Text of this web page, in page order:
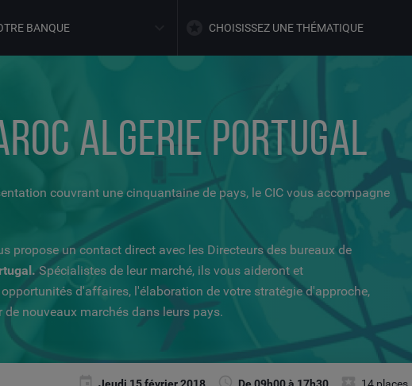
BANQUE CHOISISSEZ UNE THÉMATIQUE
ALGERIE PORTUGAL
couvrant une cinquantaine de pays, le CIC vous accompagne
propose un contact direct avec les Directeurs des bureaux de
Spécialistes de leur marché, ils vous aideront et
d'affaires, l'élaboration de votre stratégie d'approche,
nouveaux marchés dans leurs pays.
Jeudi 15 février 2018 De 09h00 à 17h30
14 places